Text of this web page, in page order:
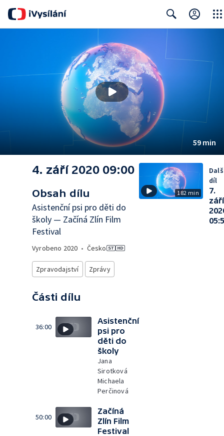
59 min
4. září 2020 09:00
Obsah dílu
Asistenční psi pro děti do
školy — Začíná Zlín Film
Festival
Vyrobeno 2020 • Česko
Zpravodajství Zprávy
Části dílu
36:00
Asistenční
psi pro
děti do
školy
Jana
Sirotková
Michaela
Perčinová
50:00
Začíná
Zlín Film
Festival
182 min
díl
7.
září